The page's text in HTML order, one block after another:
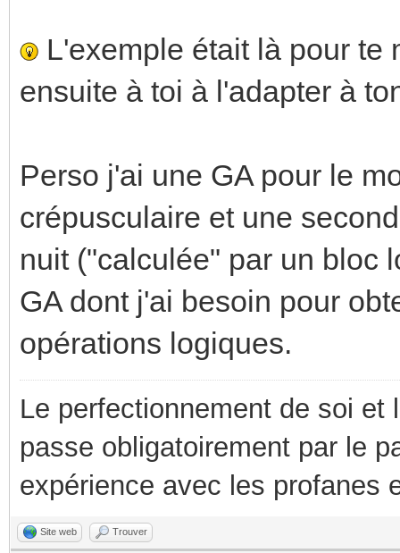
L'exemple était là pour te
ensuite à toi à l'adapter à
Perso j'ai une GA pour le
crépusculaire et une
nuit ("calculée" par un bloc
GA dont j'ai besoin pour
opérations logiques.
Le perfectionnement de soi
passe obligatoirement par le
expérience avec les profanes
Site web Trouver